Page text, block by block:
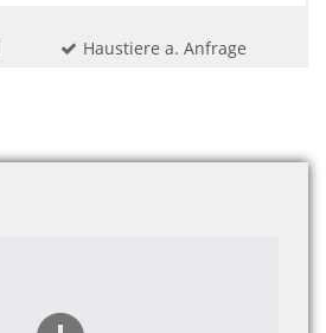
Haustiere a. Anfrage